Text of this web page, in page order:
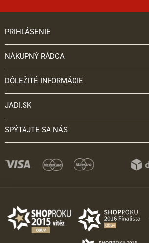
PRIHLÁSENIE
NÁKUPNÝ RÁDCA
DÔLEŽITÉ INFORMÁCIE
JADI.SK
SPÝTAJTE SA NÁS